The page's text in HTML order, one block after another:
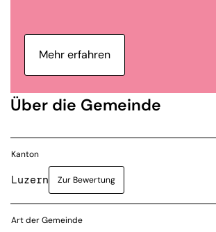
Mehr erfahren
Über die Gemeinde
Kanton
Luzern Zur Bewertung
Art der Gemeinde